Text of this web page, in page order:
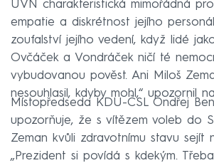
ÚVN charakteristická mimořádná
empatie a diskrétnost jejího
zoufalství jejího vedení, když lidé
Ovčáček a Vondráček ničí té
vybudovanou pověst. Ani Miloš
nesouhlasil, kdyby mohl,“ upozornil
Místopředseda KDU-ČSL Ondřej
upozorňuje, že s vítězem voleb do
Zeman kvůli zdravotnímu stavu sejít
„Prezident si povídá s kdekým.